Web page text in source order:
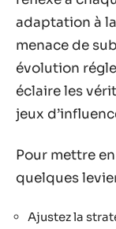
adaptation à
menace de
évolution
éclaire les
jeux
Pour mettre
quelques
Ajustez la